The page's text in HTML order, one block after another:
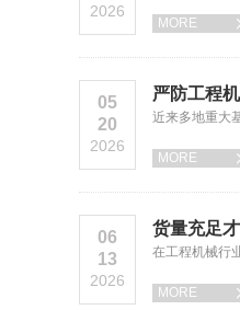
2026
MORE
05
20
2026
严防工程
近来多地重大
MORE
06
13
2026
货量充足
在工程机械行
MORE